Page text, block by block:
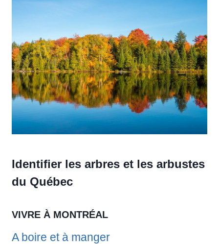
Identifier les arbres et les arbustes
du Québec
VIVRE À MONTRÉAL
A boire et à manger